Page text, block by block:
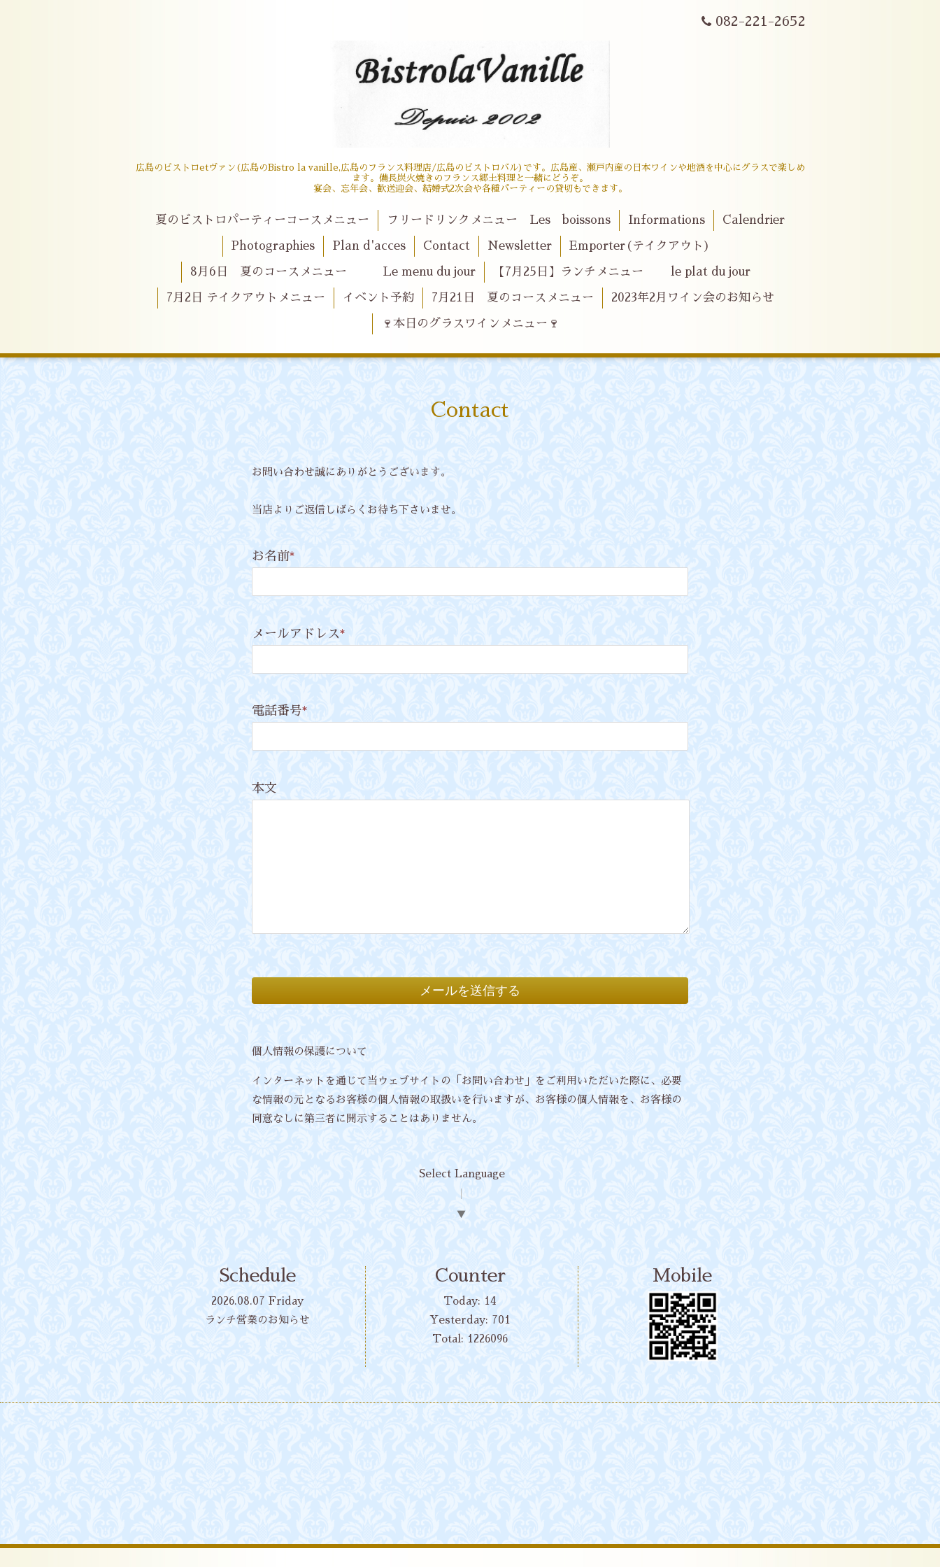
082-221-2652
広島のビストロetヴァン(広島のBistro la vanille,広島のフランス料理店/広島のビストロバル)です。広島産、瀬戸内産の日本ワインや地酒を中心にグラスで楽しめ
ます。備長炭火焼きのフランス郷土料理と一緒にどうぞ。
宴会、忘年会、歓送迎会、結婚式2次会や各種パーティーの貸切もできます。
夏のビストロパーティーコースメニュー フリードリンクメニュー Les boissons Informations Calendrier
Photographies Plan d'acces Contact Newsletter Emporter(テイクアウト)
8月6日 夏のコースメニュー Le menu du jour 【7月25日】ランチメニュー le plat du jour
7月2日 テイクアウトメニュー イベント予約 7月21日 夏のコースメニュー 2023年2月ワイン会のお知らせ
🍷本日のグラスワインメニュー🍷
Contact
お問い合わせ誠にありがとうございます。
当店よりご返信しばらくお待ち下さいませ。
お名前*
メールアドレス*
電話番号*
本文
個人情報の保護について
インターネットを通じて当ウェブサイトの「お問い合わせ」をご利用いただいた際に、必要
な情報の元となるお客様の個人情報の取扱いを行いますが、お客様の個人情報を、お客様の
同意なしに第三者に開示することはありません。
Select Language
▼
Schedule
2026.08.07 Friday
ランチ営業のお知らせ
Counter
Today: 14
Yesterday: 701
Total: 1226096
Mobile